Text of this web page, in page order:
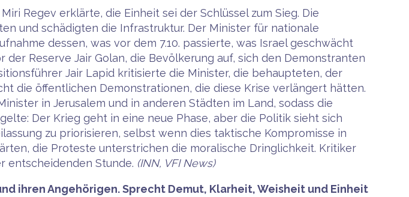
Regev erklärte, die Einheit sei der Schlüssel zum Sieg. Die
und schädigten die Infrastruktur. Der Minister für nationale
dessen, was vor dem 7.10. passierte, was Israel geschwächt
Reserve Jair Golan, die Bevölkerung auf, sich den Demonstranten
Jair Lapid kritisierte die Minister, die behaupteten, der
die öffentlichen Demonstrationen, die diese Krise verlängert hätten.
in Jerusalem und in anderen Städten im Land, sodass die
Der Krieg geht in eine neue Phase, aber die Politik sieht sich
zu priorisieren, selbst wenn dies taktische Kompromisse in
die Proteste unterstrichen die moralische Dringlichkeit. Kritiker
entscheidenden Stunde. (INN, VFI News)
ihren Angehörigen. Sprecht Demut, Klarheit, Weisheit und Einheit